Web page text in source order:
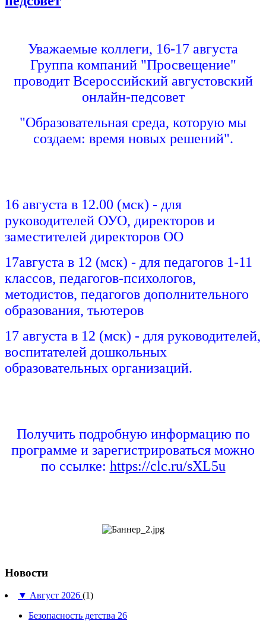
Уважаемые коллеги, 16-17 августа
Группа компаний "Просвещение"
проводит Всероссийский августовский
онлайн-педсовет
"Образовательная среда, которую мы
создаем: время новых решений".
16 августа в 12.00 (мск) - для
руководителей ОУО, директоров и
заместителей директоров ОО
17августа в 12 (мск) - для педагогов 1-11
классов, педагогов-психологов,
методистов, педагогов дополнительного
образования, тьютеров
17 августа в 12 (мск) - для руководителей,
воспитателей дошкольных
образовательных организаций.
Получить подробную информацию по
программе и зарегистрироваться можно
по ссылке: https://clc.ru/sXL5u
Новости
▼ Август 2026 (1)
Безопасность детства 26